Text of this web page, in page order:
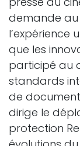
demande au
l’expérience
que les
participé au
standards
de
dirige le
protection